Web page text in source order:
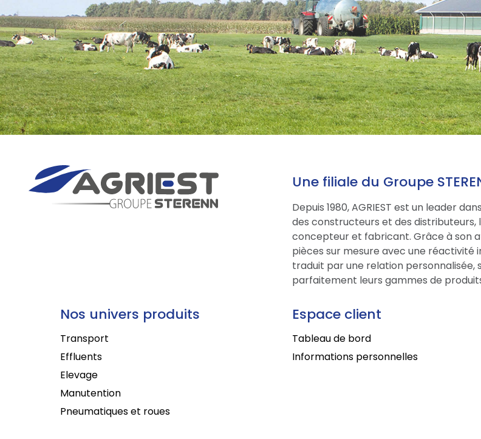
Une filiale du Groupe
Depuis 1980, AGRIEST est un leader
des constructeurs et des
concepteur et fabricant. Grâce à son
pièces sur mesure avec une
traduit par une relation personnalisée,
parfaitement leurs gammes de
Nos univers produits
Transport
Effluents
Elevage
Manutention
Pneumatiques et roues
Espace client
Tableau de bord
Informations personnelles